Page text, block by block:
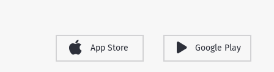
App Store Google Play